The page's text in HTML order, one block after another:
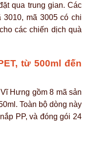
qua trung gian. Các
3010, mã 3005 có chi
các chiến dịch quà
từ 500ml đến
Hưng gồm 8 mã sản
Toàn bộ dòng này
PP, và đóng gói 24